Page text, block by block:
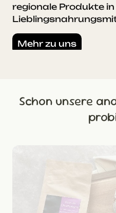
regionale Produkte
Mehr zu uns
Schon unsere